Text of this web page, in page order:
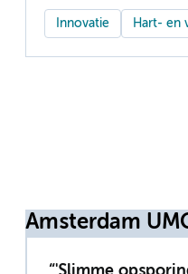
Innovatie Hart- en
Amsterdam